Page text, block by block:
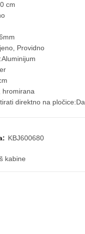
cm
Providno
hromirana
direktno na pločice:Da
KBJ600680
kabine